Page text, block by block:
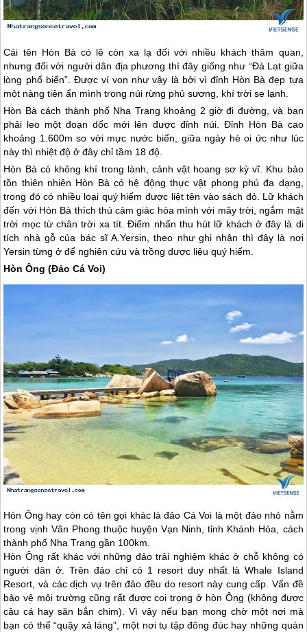
Cái tên Hòn Bà có lẽ còn xa lạ đối với nhiều khách thăm quan,
nhưng đối với người dân địa phương thì đây giống như “Đà Lạt giữa
lòng phố biển”. Được ví von như vậy là bởi vì đỉnh Hòn Bà đẹp tựa
một nàng tiên ẩn mình trong núi rừng phủ sương, khí trời se lạnh.
Hòn Bà cách thành phố Nha Trang khoảng 2 giờ đi đường, và bạn
phải leo một đoạn dốc mới lên được đỉnh núi. Đỉnh Hòn Bà cao
khoảng 1.600m so với mực nước biển, giữa ngày hè oi ức như lúc
này thì nhiệt độ ở đây chỉ tầm 18 độ.
Hòn Bà có không khí trong lành, cảnh vật hoang sơ kỳ vĩ. Khu bảo
tồn thiên nhiên Hòn Bà có hệ động thực vật phong phú đa dạng,
trong đó có nhiều loại quý hiếm được liệt tên vào sách đỏ. Lữ khách
đến với Hòn Bà thích thú cảm giác hòa mình với mây trời, ngắm mặt
trời mọc từ chân trời xa tít. Điểm nhấn thu hút lữ khách ở đây là di
tích nhà gỗ của bác sĩ A.Yersin, theo như ghi nhận thì đây là nơi
Yersin từng ở để nghiên cứu và trồng dược liệu quý hiếm.
Hòn Ông (Đảo Cá Voi)
Hòn Ông hay còn có tên gọi khác là đảo Cá Voi là một đảo nhỏ nằm
trong vịnh Vân Phong thuộc huyện Vạn Ninh, tỉnh Khánh Hòa, cách
thành phố Nha Trang gần 100km.
Hòn Ông rất khác với những đảo trải nghiệm khác ở chỗ không có
người dân ở. Trên đảo chỉ có 1 resort duy nhất là Whale Island
Resort, và các dịch vụ trên đảo đều do resort này cung cấp. Vấn đề
bảo vệ môi trường cũng rất được coi trọng ở hòn Ông (không được
câu cá hay săn bắn chim). Vì vậy nếu bạn mong chờ một nơi mà
bạn có thể “quậy xả láng”, một nơi tụ tập đông đúc hay những quán